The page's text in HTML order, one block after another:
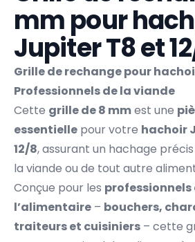
mm pour
Jupiter T8 et
Grille de rechange pour
Professionnels de la viande
Cette grille de 8 mmest une
essentielle pour votre hachoir
12/8, assurant un hachage
la viande ou de tout autre
Conçue pour les professionnels
l’alimentaire – bouchers,
traiteurs et cuisiniers – cette